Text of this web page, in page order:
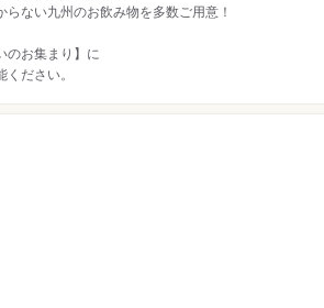
らない九州のお飲み物を多数ご用意！
のお集まり】に
ださい。